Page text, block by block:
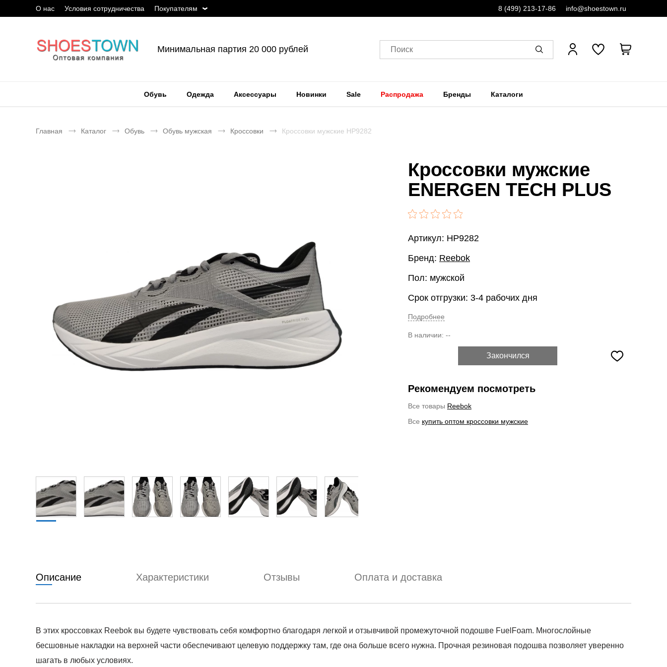
О нас Условия сотрудничества Покупателям 8 (499) 213-17-86 info@shoestown.ru
Минимальная партия 20 000 рублей Поиск
Обувь Одежда Аксессуары Новинки Sale Распродажа Бренды Каталоги
Главная Каталог Обувь Обувь мужская Кроссовки Кроссовки мужские HP9282
Кроссовки мужские
ENERGEN TECH PLUS
Артикул: HP9282
Бренд: Reebok
Пол: мужской
Срок отгрузки: 3-4 рабочих дня
Подробнее
В наличии: --
Закончился
Рекомендуем посмотреть
Все товары Reebok
Все купить оптом кроссовки мужские
Описание Характеристики Отзывы Оплата и доставка
В этих кроссовках Reebok вы будете чувствовать себя комфортно благодаря легкой и отзывчивой промежуточной подошве FuelFoam. Многослойные
бесшовные накладки на верхней части обеспечивают целевую поддержку там, где она больше всего нужна. Прочная резиновая подошва позволяет уверенно
шагать в любых условиях.